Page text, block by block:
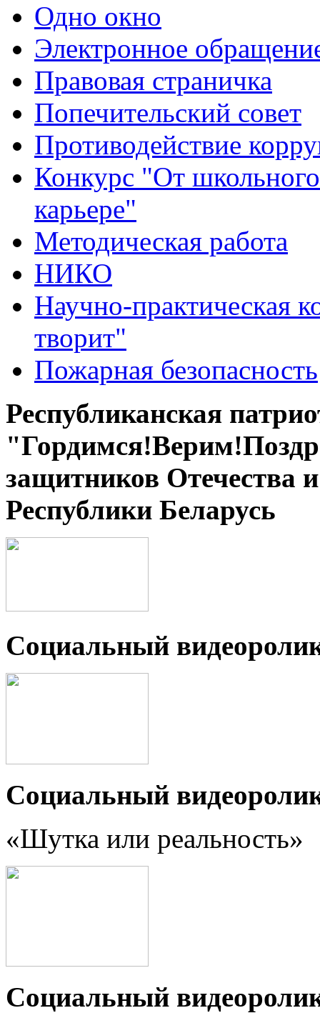
Одно окно
Электронное
Правовая страничка
Попечительский совет
Противодействие
Конкурс "От
карьере"
Методическая работа
НИКО
Научно-практическая
творит"
Пожарная безопасность
Республиканская
защитников Отечества
Республики Беларусь
Социальный
Социальный
«Шутка или реальность»
Социальный